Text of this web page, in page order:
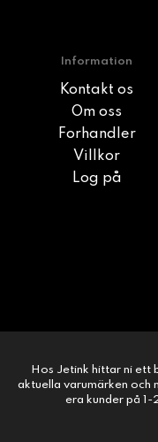
Information
Kontakt os
Om oss
Forhandler
Villkor
Log på
Hos Jetink hittar ni ett
aktuella varumärken och
era kunder på